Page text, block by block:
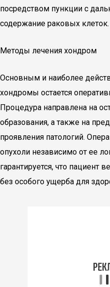
посредством пункции с
содержание раковых клеток.
Методы лечения хондром
Основным и наиболее
хондромы остается
Процедура направлена на
образования, а также на
проявления патологий.
опухоли независимо от ее
гарантируется, что пациент
без особого ущерба для